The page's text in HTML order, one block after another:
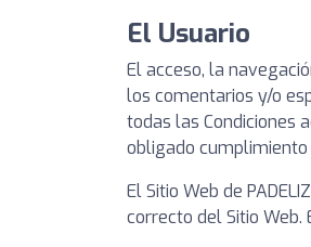
El Usuario
El acceso, la
los comentarios y/o
todas las Condiciones
obligado cumplimiento
El Sitio Web de
correcto del Sitio Web.